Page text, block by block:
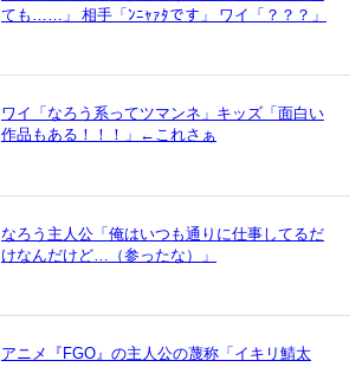
ても……」 相手「ﾝﾆｬｧﾀです」 ワイ「？？？」
ワイ「なろう系ってツマンネ」キッズ「面白い
作品もある！！！」←これさぁ
なろう主人公「俺はいつも通りに仕事してるだ
けなんだけど…（参ったな）」
アニメ『FGO』の主人公の蔑称「イキリ鯖太